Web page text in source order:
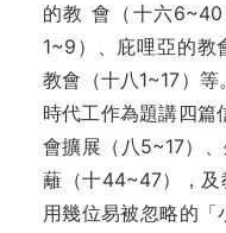
的教 會（十六
1~9）、庇哩亞的教
教會（十八1~17）
時代工作為題講四篇
會擴展（八5~17）
蘺（十44~47），及
用幾位易被忽略的「